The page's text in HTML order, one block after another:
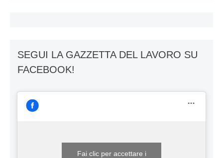
SEGUI LA GAZZETTA DEL LAVORO SU
FACEBOOK!
Fai clic per accettare i